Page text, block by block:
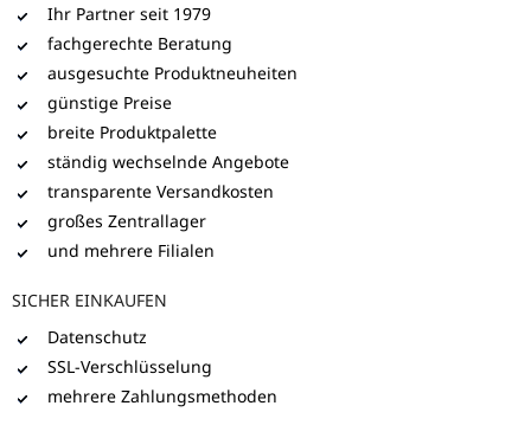
Ihr Partner seit 1979
fachgerechte Beratung
ausgesuchte Produktneuheiten
günstige Preise
breite Produktpalette
ständig wechselnde Angebote
transparente Versandkosten
großes Zentrallager
und mehrere Filialen
SICHER EINKAUFEN
Datenschutz
SSL-Verschlüsselung
mehrere Zahlungsmethoden